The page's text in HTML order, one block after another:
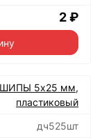
2 ₽
ШИПЫ 5х25 мм,
пластиковый
дч525шт